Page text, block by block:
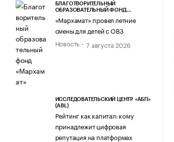
БЛАГОТВОРИТЕЛЬНЫЙ
ОБРАЗОВАТЕЛЬНЫЙ ФОНД
«Мархамат» провел летние
смены для детей с ОВЗ
Новость
7 августа 2026
ИССЛЕДОВАТЕЛЬСКИЙ ЦЕНТР «АБП»
(ABL)
Рейтинг как капитал: кому
принадлежит цифровая
репутация на платформах